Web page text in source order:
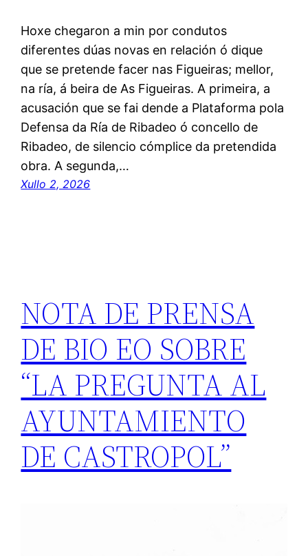
Hoxe chegaron a min por condutos
diferentes dúas novas en relación ó dique
que se pretende facer nas Figueiras; mellor,
na ría, á beira de As Figueiras. A primeira, a
acusación que se fai dende a Plataforma pola
Defensa da Ría de Ribadeo ó concello de
Ribadeo, de silencio cómplice da pretendida
obra. A segunda,…
Xullo 2, 2026
NOTA DE PRENSA
DE BIO EO SOBRE
“LA PREGUNTA AL
AYUNTAMIENTO
DE CASTROPOL”